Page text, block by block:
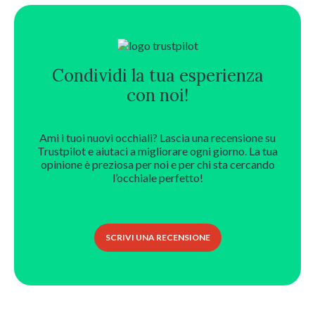
Condividi la tua esperienza
con noi!
Ami i tuoi nuovi occhiali? Lascia una recensione su
Trustpilot e aiutaci a migliorare ogni giorno. La tua
opinione è preziosa per noi e per chi sta cercando
l’occhiale perfetto!
SCRIVI UNA RECENSIONE